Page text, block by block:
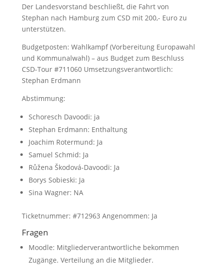
Der Landesvorstand beschließt, die Fahrt von
Stephan nach Hamburg zum CSD mit 200,- Euro zu
unterstützen.
Budgetposten: Wahlkampf (Vorbereitung Europawahl
und Kommunalwahl) – aus Budget zum Beschluss
CSD-Tour #711060 Umsetzungsverantwortlich:
Stephan Erdmann
Abstimmung:
Schoresch Davoodi: ja
Stephan Erdmann: Enthaltung
Joachim Rotermund: Ja
Samuel Schmid: Ja
Růžena Škodová-Davoodi: Ja
Borys Sobieski: Ja
Sina Wagner: NA
Ticketnummer: #712963 Angenommen: Ja
Fragen
Moodle: Mitgliederverantwortliche bekommen
Zugänge. Verteilung an die Mitglieder.